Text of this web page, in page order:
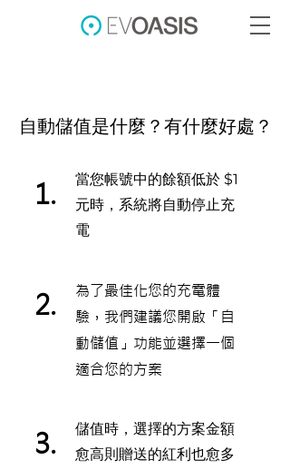
自動儲值是什麼？有什麼好處？
1.
當您帳號中的餘額低於 $1
元時，系統將自動停止充
電
2.
為了最佳化您的充電體
驗，我們建議您開啟「自
動儲值」功能並選擇一個
適合您的方案
3.
儲值時，選擇的方案金額
愈高則贈送的紅利也愈多